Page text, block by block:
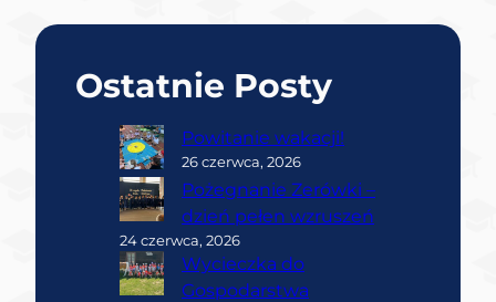
Ostatnie Posty
Powitanie wakacji!
26 czerwca, 2026
Pożegnanie Zerówki –
dzień pełen wzruszeń
24 czerwca, 2026
Wycieczka do
Gospodarstwa